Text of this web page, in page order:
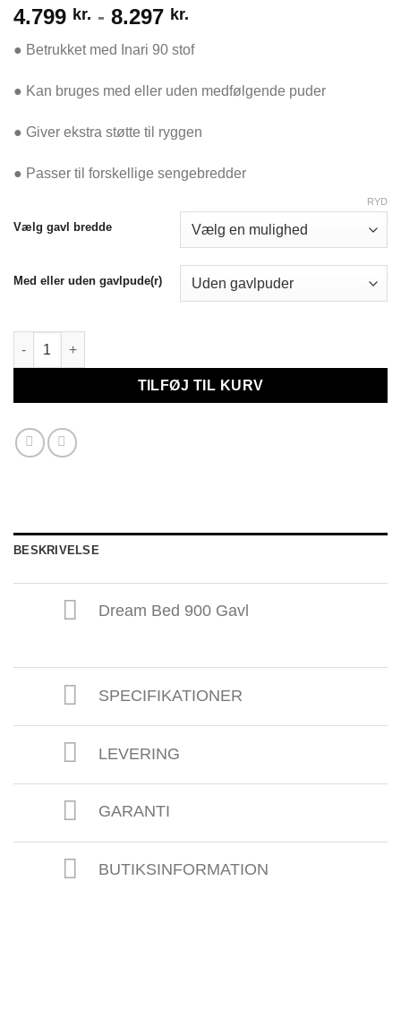
4.799 kr. - 8.297 kr.
● Betrukket med Inari 90 stof
● Kan bruges med eller uden medfølgende puder
● Giver ekstra støtte til ryggen
● Passer til forskellige sengebredder
Vælg gavl bredde
Med eller uden gavlpude(r)
RYD
Dream Bed 900 Gavl - Inari 90 antal
TILFØJ TIL KURV
BESKRIVELSE
Dream Bed 900 Gavl
SPECIFIKATIONER
LEVERING
GARANTI
BUTIKSINFORMATION